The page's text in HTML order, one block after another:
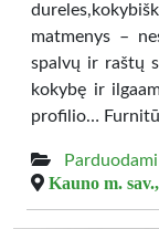
matmenys –
spalvų ir raštų
kokybę ir
profilio…
Kauno m. sav.,